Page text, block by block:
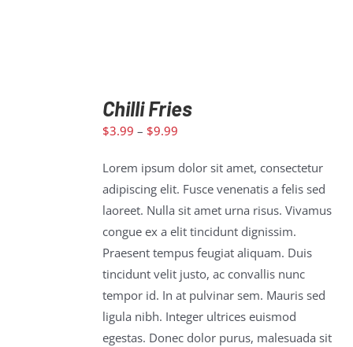
Chilli Fries
$3.99 – $9.99
Lorem ipsum dolor sit amet, consectetur
adipiscing elit. Fusce venenatis a felis sed
laoreet. Nulla sit amet urna risus. Vivamus
congue ex a elit tincidunt dignissim.
Praesent tempus feugiat aliquam. Duis
tincidunt velit justo, ac convallis nunc
tempor id. In at pulvinar sem. Mauris sed
ligula nibh. Integer ultrices euismod
egestas. Donec dolor purus, malesuada sit